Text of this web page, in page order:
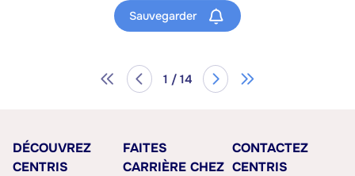
Sauvegarder
1 / 14
DÉCOUVREZ
CENTRIS
FAITES
CARRIÈRE CHEZ
CONTACTEZ
CENTRIS